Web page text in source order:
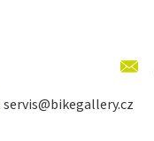
servis@bikegallery.cz